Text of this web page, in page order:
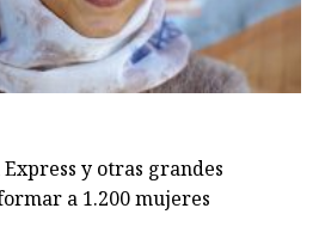
y otras grandes
a 1.200 mujeres